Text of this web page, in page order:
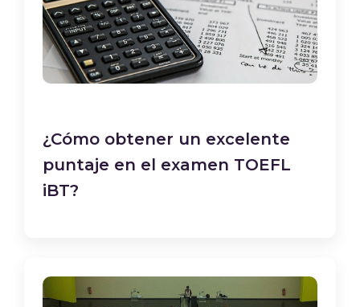
¿Cómo obtener un excelente
puntaje en el examen TOEFL
iBT?